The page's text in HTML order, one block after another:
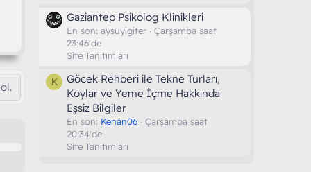
Gaziantep Psikolog Klinikleri
En son: aysuyigiter
Çarşamba saat
23:46'de
Site Tanıtımları
K
Göcek Rehberi ile Tekne Turları,
Koylar ve Yeme İçme Hakkında
Eşsiz Bilgiler
En son: Kenan06
Çarşamba saat
20:34'de
Site Tanıtımları